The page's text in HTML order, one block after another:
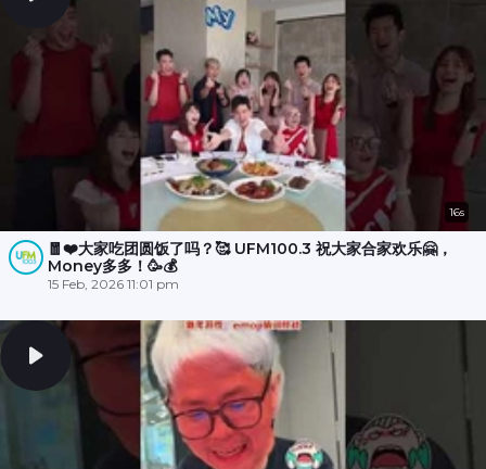
16s
🧧❤️大家吃团圆饭了吗？🥰 UFM100.3 祝大家合家欢乐🤗，
Money多多！🥳💰
15 Feb, 2026 11:01 pm